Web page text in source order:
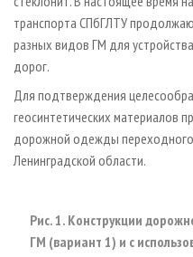
транспорта СПбГЛТУ
разных видов ГМ для
дорог.
Для подтверждения
геосинтетических материалов
дорожной одежды переходного
Ленинградской области.
Рис. 1. Конструкции
ГМ (вариант 1) и с